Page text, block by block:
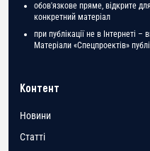
обов'язкове пряме, відкрите
конкретний матеріал
при публікації не в Інтернеті
Матеріали «Спецпроектів»
Контент
Новини
Статті